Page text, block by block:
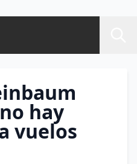
hay
vuelos